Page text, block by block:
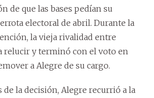
de que las bases pedían su
electoral de abril. Durante la
la vieja rivalidad entre
relucir y terminó con el voto en
a Alegre de su cargo.
de la decisión, Alegre recurrió a la